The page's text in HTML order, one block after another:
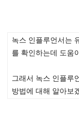
녹스 인플루언서는
를 확인하는데 도움
그래서 녹스 인플루
방법에 대해 알아보